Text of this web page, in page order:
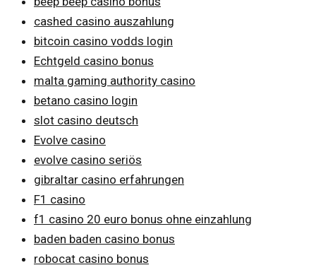
cashed casino auszahlung
bitcoin casino vodds login
Echtgeld casino bonus
malta gaming authority casino
betano casino login
slot casino deutsch
Evolve casino
evolve casino seriös
gibraltar casino erfahrungen
F1 casino
f1 casino 20 euro bonus ohne einzahlung
baden baden casino bonus
robocat casino bonus